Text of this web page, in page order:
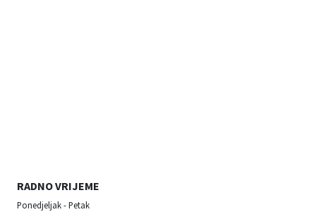
RADNO VRIJEME
Ponedjeljak - Petak